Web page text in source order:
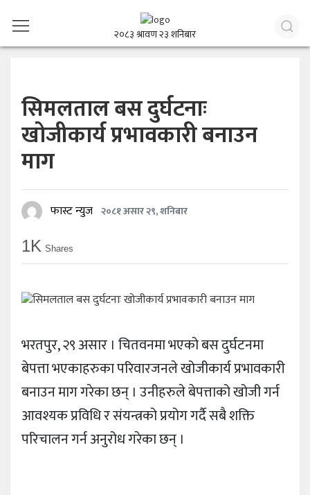
२०८३ श्रावण २३ शनिबार
सिमलताल बस दुर्घटनाः
खोजीकार्य प्रभावकारी बनाउन
माग
फास्ट न्युज २०८१ असार २९, शनिबार
1K Shares
भरतपुर, २९ असार । चितवनमा भएको बस दुर्घटनमा
बेपत्ता भएकाहरुका परिवारजनले खोजीकार्य प्रभावकारी
बनाउन माग गरेका छन् । उनीहरुले बेपत्ताको खोजी गर्न
आवश्यक प्रविधि र संयन्त्रको प्रयोग गर्दै सबै शक्ति
परिचालन गर्न अनुरोध गरेका छन् ।